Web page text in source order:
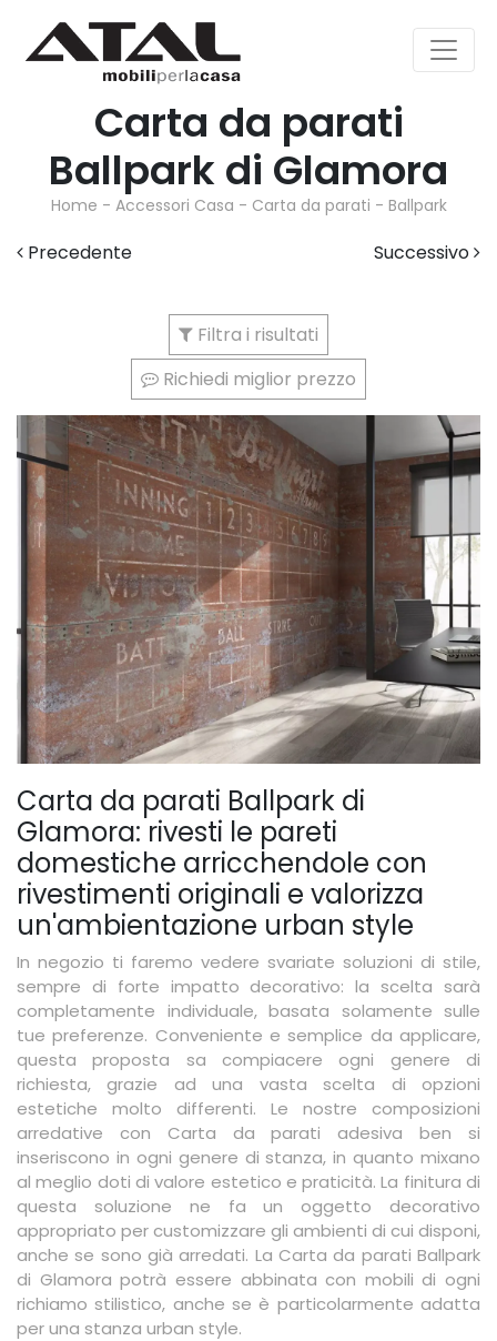
Carta da parati
Ballpark di Glamora
Home - Accessori Casa - Carta da parati - Ballpark
Precedente Successivo
Filtra i risultati
Richiedi miglior prezzo
Carta da parati Ballpark di
Glamora: rivesti le pareti
domestiche arricchendole con
rivestimenti originali e valorizza
un'ambientazione urban style
In negozio ti faremo vedere svariate soluzioni di stile,
sempre di forte impatto decorativo: la scelta sarà
completamente individuale, basata solamente sulle
tue preferenze. Conveniente e semplice da applicare,
questa proposta sa compiacere ogni genere di
richiesta, grazie ad una vasta scelta di opzioni
estetiche molto differenti. Le nostre composizioni
arredative con Carta da parati adesiva ben si
inseriscono in ogni genere di stanza, in quanto mixano
al meglio doti di valore estetico e praticità. La finitura di
questa soluzione ne fa un oggetto decorativo
appropriato per customizzare gli ambienti di cui disponi,
anche se sono già arredati. La Carta da parati Ballpark
di Glamora potrà essere abbinata con mobili di ogni
richiamo stilistico, anche se è particolarmente adatta
per una stanza urban style.